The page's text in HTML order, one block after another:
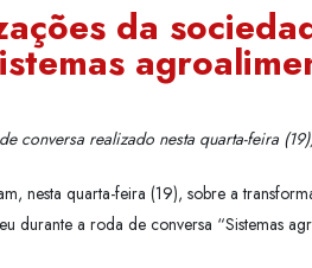
da
conversa realizado nesta quarta-feira
nesta quarta-feira (19), sobre a
durante a roda de conversa “Sistemas